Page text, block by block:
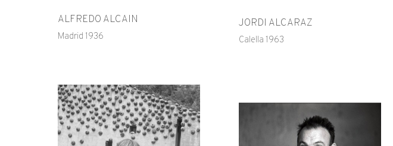
ALFREDO ALCAIN
Madrid 1936
JORDI ALCARAZ
Calella 1963